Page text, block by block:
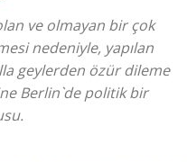
ve olmayan bir çok
nedeniyle, yapılan
geylerden özür dileme
Berlin`de politik bir